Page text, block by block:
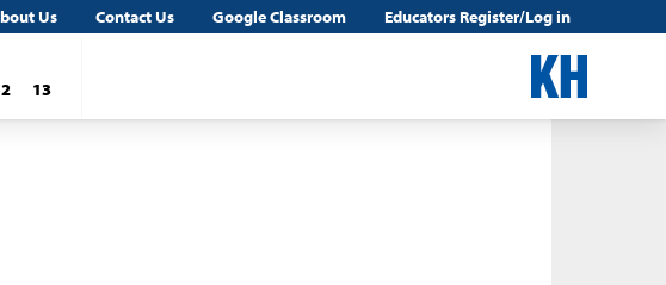
Us Contact Us Google Classroom Educators Register/Log in
13